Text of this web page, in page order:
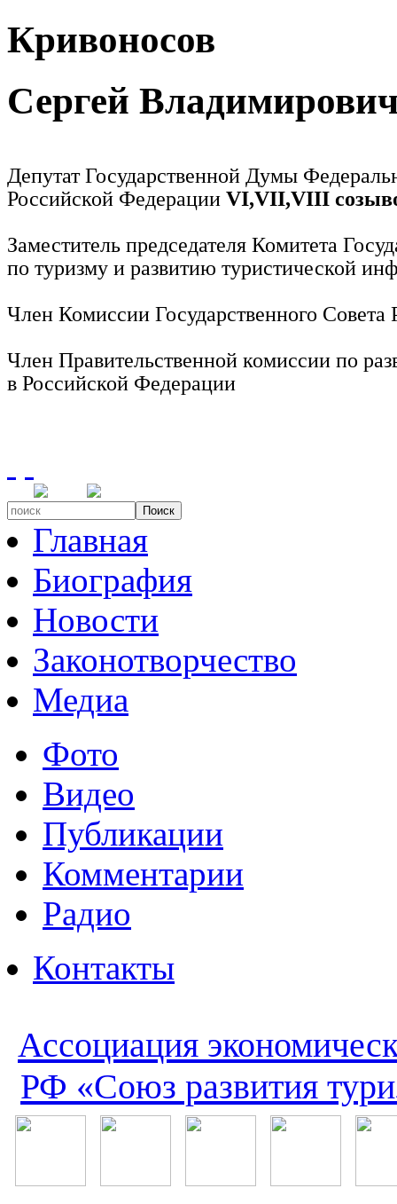
Кривоносов
Сергей
Депутат Государственной Думы
Российской Федерации VI,VII,VIII
Заместитель председателя Комитета
по туризму и развитию туристической
Член Комиссии Государственного
Член Правительственной комиссии по
в Российской Федерации
Поиск
Главная
Биография
Новости
Законотворчество
Медиа
Фото
Видео
Публикации
Комментарии
Радио
Контакты
Ассоциация
РФ «Союз развития